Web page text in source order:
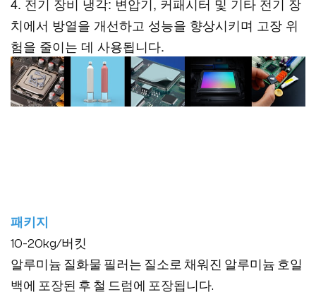
4. 전기 장비 냉각: 변압기, 커패시터 및 기타 전기 장
치에서 방열을 개선하고 성능을 향상시키며 고장 위
험을 줄이는 데 사용됩니다.
패키지
10-20kg/버킷
알루미늄 질화물 필러는 질소로 채워진 알루미늄 호일
백에 포장된 후 철 드럼에 포장됩니다.